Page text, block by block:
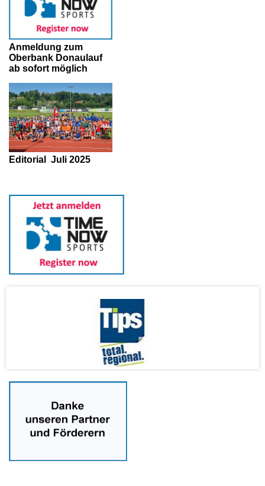
Anmeldung zum
Oberbank Donaulauf
ab sofort möglich
Editorial Juli 2025